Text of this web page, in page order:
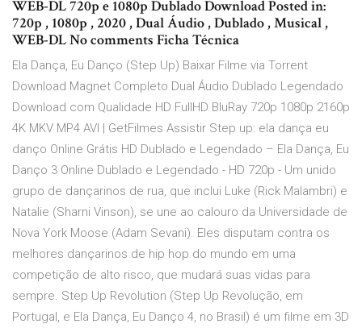
WEB-DL 720p e 1080p Dublado Download Posted in:
720p , 1080p , 2020 , Dual Áudio , Dublado , Musical ,
WEB-DL No comments Ficha Técnica
Ela Dança, Eu Danço (Step Up) Baixar Filme via Torrent
Download Magnet Completo Dual Áudio Dublado Legendado
Download com Qualidade HD FullHD BluRay 720p 1080p 2160p
4K MKV MP4 AVI | GetFilmes Assistir Step up: ela dança eu
danço Online Grátis HD Dublado e Legendado – Ela Dança, Eu
Danço 3 Online Dublado e Legendado - HD 720p - Um unido
grupo de dançarinos de rua, que inclui Luke (Rick Malambri) e
Natalie (Sharni Vinson), se une ao calouro da Universidade de
Nova York Moose (Adam Sevani). Eles disputam contra os
melhores dançarinos de hip hop do mundo em uma
competição de alto risco, que mudará suas vidas para
sempre. Step Up Revolution (Step Up Revolução, em
Portugal, e Ela Dança, Eu Danço 4, no Brasil) é um filme em 3D